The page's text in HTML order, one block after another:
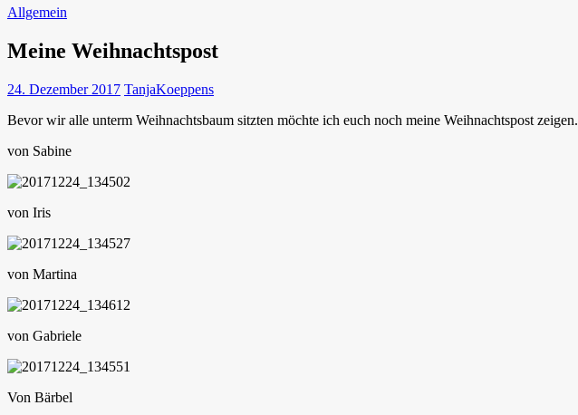
Allgemein
Meine Weihnachtspost
24. Dezember 2017 TanjaKoeppens
Bevor wir alle unterm Weihnachtsbaum sitzten möchte ich euch noch meine Weihnachtspost zeigen.
von Sabine
von Iris
von Martina
von Gabriele
Von Bärbel